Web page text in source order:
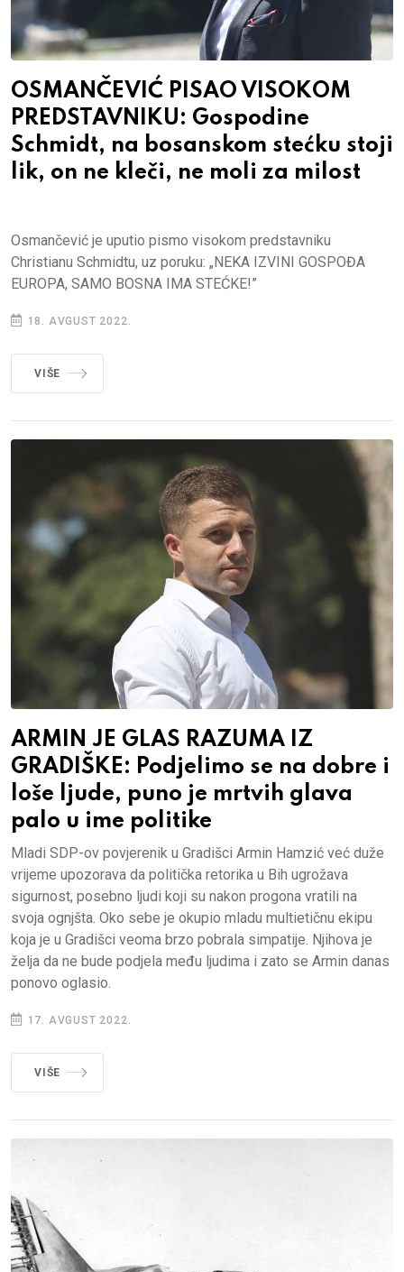
OSMANČEVIĆ PISAO VISOKOM
PREDSTAVNIKU: Gospodine
Schmidt, na bosanskom stećku stoji
lik, on ne kleči, ne moli za milost
Osmančević je uputio pismo visokom predstavniku
Christianu Schmidtu, uz poruku: „NEKA IZVINI GOSPOĐA
EUROPA, SAMO BOSNA IMA STEĆKE!”
18. AVGUST 2022.
VIŠE
ARMIN JE GLAS RAZUMA IZ
GRADIŠKE: Podjelimo se na dobre i
loše ljude, puno je mrtvih glava
palo u ime politike
Mladi SDP-ov povjerenik u Gradišci Armin Hamzić već duže
vrijeme upozorava da politička retorika u Bih ugrožava
sigurnost, posebno ljudi koji su nakon progona vratili na
svoja ognjšta. Oko sebe je okupio mladu multietičnu ekipu
koja je u Gradišci veoma brzo pobrala simpatije. Njihova je
želja da ne bude podjela među ljudima i zato se Armin danas
ponovo oglasio.
17. AVGUST 2022.
VIŠE